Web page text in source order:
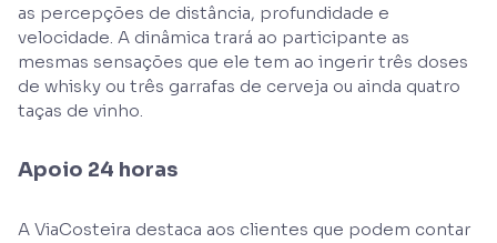
as percepções de distância, profundidade e
velocidade. A dinâmica trará ao participante as
mesmas sensações que ele tem ao ingerir três doses
de whisky ou três garrafas de cerveja ou ainda quatro
taças de vinho.
Apoio 24 horas
A ViaCosteira destaca aos clientes que podem contar